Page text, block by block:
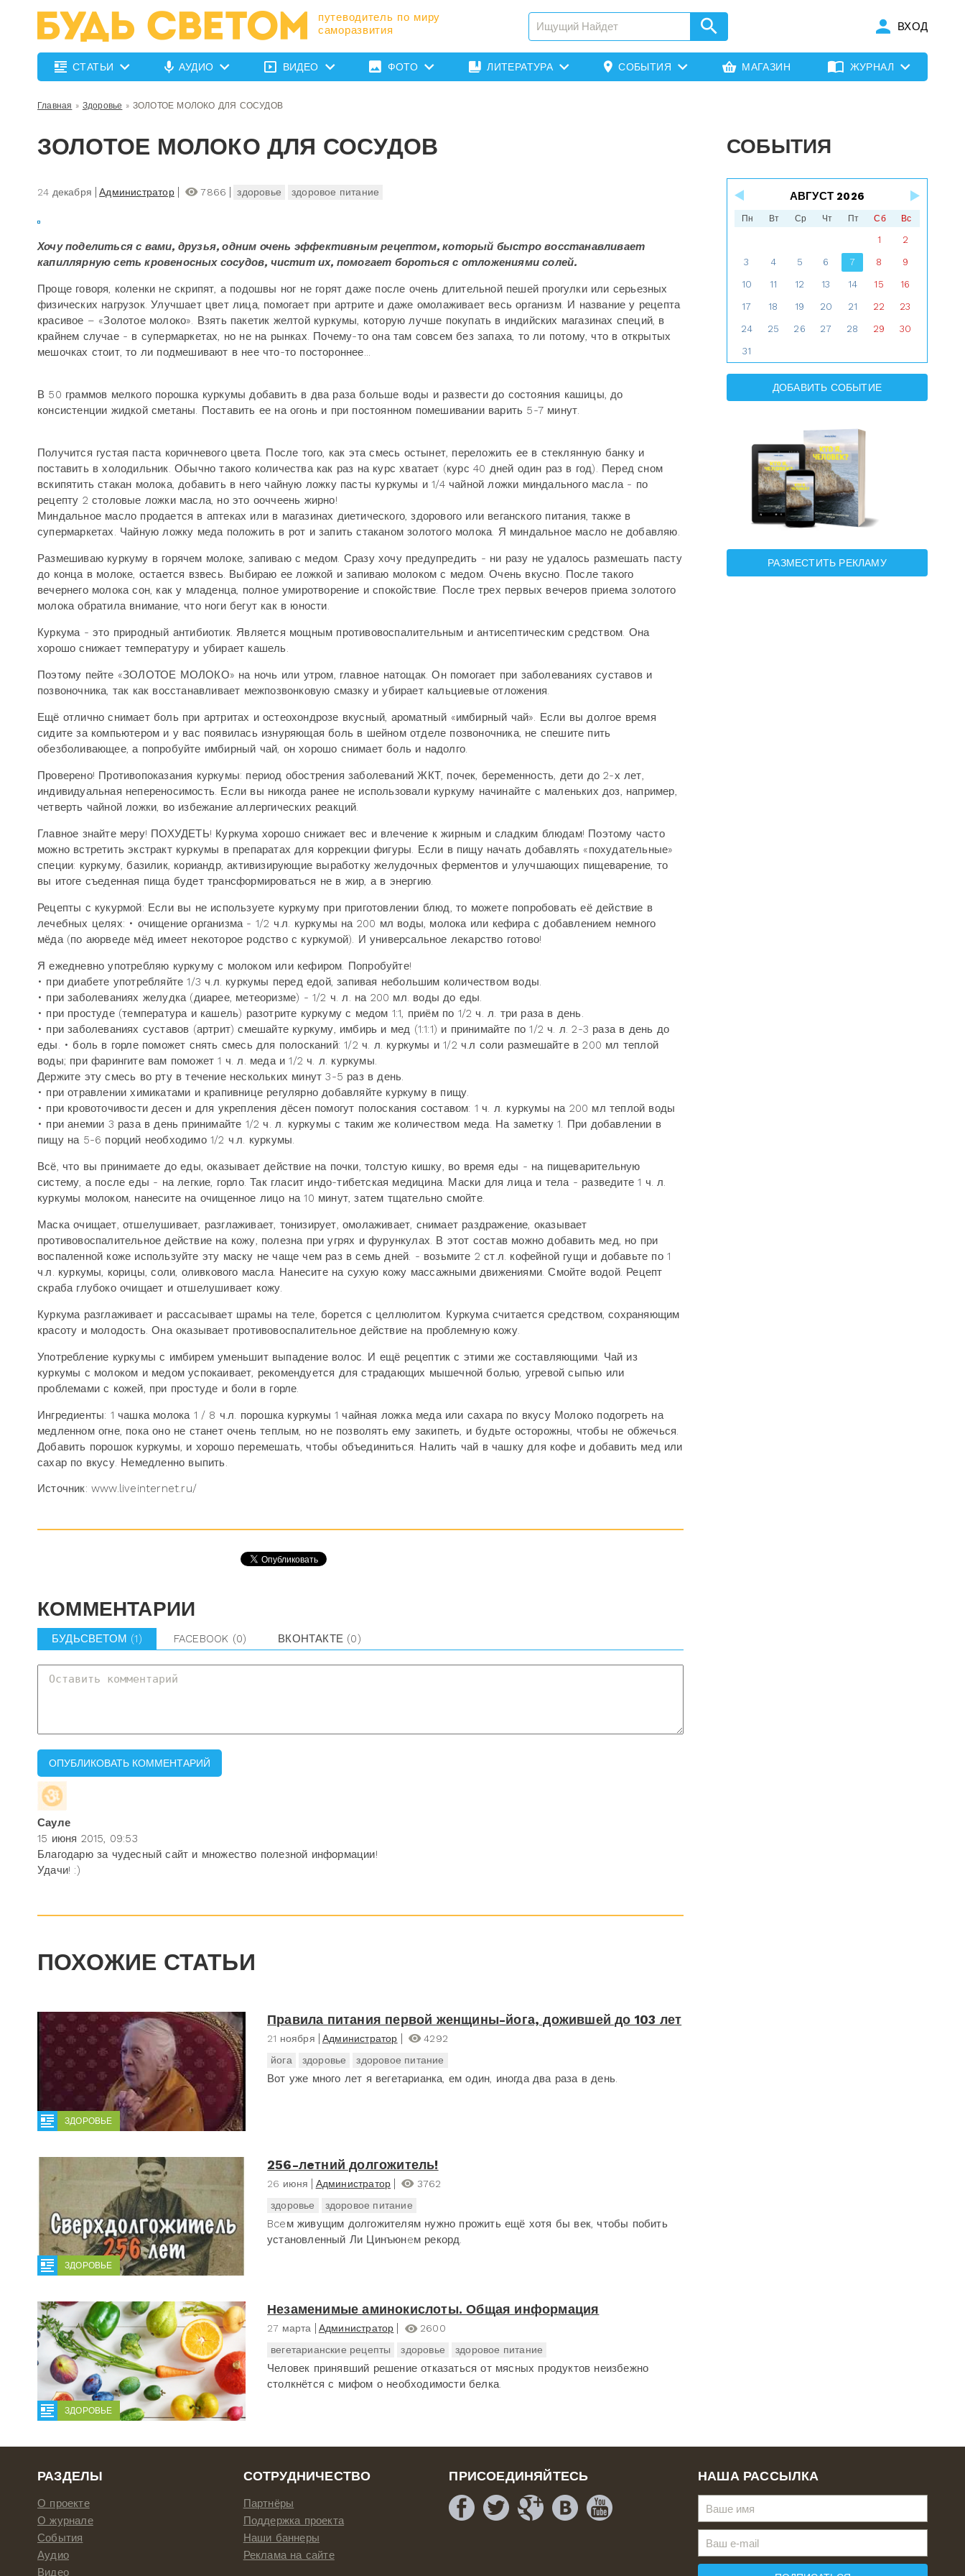
путеводитель по миру
саморазвития
ВХОД
СТАТЬИ АУДИО ВИДЕО ФОТО ЛИТЕРАТУРА СОБЫТИЯ МАГАЗИН ЖУРНАЛ
Главная » Здоровье » ЗОЛОТОЕ МОЛОКО ДЛЯ СОСУДОВ
ЗОЛОТОЕ МОЛОКО ДЛЯ СОСУДОВ
24 декабря Администратор 7866 здоровье здоровое питание
Хочу поделиться с вами, друзья, одним очень эффективным рецептом, который быстро восстанавливает
капиллярную сеть кровеносных сосудов, чистит их, помогает бороться с отложениями солей.
Проще говоря, коленки не скрипят, а подошвы ног не горят даже после очень длительной пешей прогулки или серьезных
физических нагрузок. Улучшает цвет лица, помогает при артрите и даже омолаживает весь организм. И название у рецепта
красивое – «Золотое молоко». Взять пакетик желтой куркумы, которую лучше покупать в индийских магазинах специй, в
крайнем случае - в супермаркетах, но не на рынках. Почему-то она там совсем без запаха, то ли потому, что в открытых
мешочках стоит, то ли подмешивают в нее что-то постороннее...
В 50 граммов мелкого порошка куркумы добавить в два раза больше воды и развести до состояния кашицы, до
консистенции жидкой сметаны. Поставить ее на огонь и при постоянном помешивании варить 5-7 минут.
Получится густая паста коричневого цвета. После того, как эта смесь остынет, переложить ее в стеклянную банку и
поставить в холодильник. Обычно такого количества как раз на курс хватает (курс 40 дней один раз в год). Перед сном
вскипятить стакан молока, добавить в него чайную ложку пасты куркумы и 1/4 чайной ложки миндального масла - по
рецепту 2 столовые ложки масла, но это ооччеень жирно!
Миндальное масло продается в аптеках или в магазинах диетического, здорового или веганского питания, также в
супермаркетах. Чайную ложку меда положить в рот и запить стаканом золотого молока. Я миндальное масло не добавляю.
Размешиваю куркуму в горячем молоке, запиваю с медом. Сразу хочу предупредить - ни разу не удалось размешать пасту
до конца в молоке, остается взвесь. Выбираю ее ложкой и запиваю молоком с медом. Очень вкусно. После такого
вечернего молока сон, как у младенца, полное умиротворение и спокойствие. После трех первых вечеров приема золотого
молока обратила внимание, что ноги бегут как в юности.
Куркума - это природный антибиотик. Является мощным противовоспалительным и антисептическим средством. Она
хорошо снижает температуру и убирает кашель.
Поэтому пейте «ЗОЛОТОЕ МОЛОКО» на ночь или утром, главное натощак. Он помогает при заболеваниях суставов и
позвоночника, так как восстанавливает межпозвонковую смазку и убирает кальциевые отложения.
Ещё отлично снимает боль при артритах и остеохондрозе вкусный, ароматный «имбирный чай». Если вы долгое время
сидите за компьютером и у вас появилась изнуряющая боль в шейном отделе позвоночника, не спешите пить
обезболивающее, а попробуйте имбирный чай, он хорошо снимает боль и надолго.
Проверено! Противопоказания куркумы: период обострения заболеваний ЖКТ, почек, беременность, дети до 2-х лет,
индивидуальная непереносимость. Если вы никогда ранее не использовали куркуму начинайте с маленьких доз, например,
четверть чайной ложки, во избежание аллергических реакций.
Главное знайте меру! ПОХУДЕТЬ! Куркума хорошо снижает вес и влечение к жирным и сладким блюдам! Поэтому часто
можно встретить экстракт куркумы в препаратах для коррекции фигуры. Если в пищу начать добавлять «похудательные»
специи: куркуму, базилик, кориандр, активизирующие выработку желудочных ферментов и улучшающих пищеварение, то
вы итоге съеденная пища будет трансформироваться не в жир, а в энергию.
Рецепты с кукурмой: Если вы не используете куркуму при приготовлении блюд, то можете попробовать её действие в
лечебных целях: • очищение организма - 1/2 ч.л. куркумы на 200 мл воды, молока или кефира с добавлением немного
мёда (по аюрведе мёд имеет некоторое родство с куркумой). И универсальное лекарство готово!
Я ежедневно употребляю куркуму с молоком или кефиром. Попробуйте!
• при диабете употребляйте 1/3 ч.л. куркумы перед едой, запивая небольшим количеством воды.
• при заболеваниях желудка (диарее, метеоризме) - 1/2 ч. л. на 200 мл. воды до еды.
• при простуде (температура и кашель) разотрите куркуму с медом 1:1, приём по 1/2 ч. л. три раза в день.
• при заболеваниях суставов (артрит) смешайте куркуму, имбирь и мед (1:1:1) и принимайте по 1/2 ч. л. 2-3 раза в день до
еды. • боль в горле поможет снять смесь для полосканий: 1/2 ч. л. куркумы и 1/2 ч.л соли размешайте в 200 мл теплой
воды; при фарингите вам поможет 1 ч. л. меда и 1/2 ч. л. куркумы.
Держите эту смесь во рту в течение нескольких минут 3-5 раз в день.
• при отравлении химикатами и крапивнице регулярно добавляйте куркуму в пищу.
• при кровоточивости десен и для укрепления дёсен помогут полоскания составом: 1 ч. л. куркумы на 200 мл теплой воды
• при анемии 3 раза в день принимайте 1/2 ч. л. куркумы с таким же количеством меда. На заметку 1. При добавлении в
пищу на 5-6 порций необходимо 1/2 ч.л. куркумы.
Всё, что вы принимаете до еды, оказывает действие на почки, толстую кишку, во время еды - на пищеварительную
систему, а после еды - на легкие, горло. Так гласит индо-тибетская медицина. Маски для лица и тела - разведите 1 ч. л.
куркумы молоком, нанесите на очищенное лицо на 10 минут, затем тщательно смойте.
Маска очищает, отшелушивает, разглаживает, тонизирует, омолаживает, снимает раздражение, оказывает
противовоспалительное действие на кожу, полезна при угрях и фурункулах. В этот состав можно добавить мед, но при
воспаленной коже используйте эту маску не чаще чем раз в семь дней. - возьмите 2 ст.л. кофейной гущи и добавьте по 1
ч.л. куркумы, корицы, соли, оливкового масла. Нанесите на сухую кожу массажными движениями. Смойте водой. Рецепт
скраба глубоко очищает и отшелушивает кожу.
Куркума разглаживает и рассасывает шрамы на теле, борется с целлюлитом. Куркума считается средством, сохраняющим
красоту и молодость. Она оказывает противовоспалительное действие на проблемную кожу.
Употребление куркумы с имбирем уменьшит выпадение волос. И ещё рецептик с этими же составляющими. Чай из
куркумы с молоком и медом успокаивает, рекомендуется для страдающих мышечной болью, угревой сыпью или
проблемами с кожей, при простуде и боли в горле.
Ингредиенты: 1 чашка молока 1 / 8 ч.л. порошка куркумы 1 чайная ложка меда или сахара по вкусу Молоко подогреть на
медленном огне, пока оно не станет очень теплым, но не позволять ему закипеть, и будьте осторожны, чтобы не обжечься.
Добавить порошок куркумы, и хорошо перемешать, чтобы объединиться. Налить чай в чашку для кофе и добавить мед или
сахар по вкусу. Немедленно выпить.
Источник: www.liveinternet.ru/
КОММЕНТАРИИ
БУДЬСВЕТОМ (1) FACEBOOK (0) ВКОНТАКТЕ (0)
Сауле
15 июня 2015, 09:53
Благодарю за чудесный сайт и множество полезной информации!
Удачи! :)
ПОХОЖИЕ СТАТЬИ
ЗДОРОВЬЕ
Правила питания первой женщины-йога, дожившей до 103 лет
21 ноября Администратор
4292
йога
здоровье здоровое питание
Вот уже много лет я вегетарианка, ем один, иногда два раза в день.
ЗДОРОВЬЕ
256-лeтний долгожитель!
26 июня Администратор
3762
здоровье
здоровое питание
Bceм живущим долгожителям нужно прожить ещё хотя бы век, чтобы побить
установленный Ли Цинъюнeм рекорд.
ЗДОРОВЬЕ
Незаменимые аминокислоты. Общая информация
27 марта Администратор
2600
вегетарианские рецепты
здоровье здоровое питание
Человек принявший решение отказаться от мясных продуктов неизбежно
столкнётся с мифом о необходимости белка.
СОБЫТИЯ
АВГУСТ 2026
Пн Вт Ср Чт Пт Сб Вс
1 2
3 4 5 6 7 8 9
10 11 12 13 14 15 16
17 18 19 20 21 22 23
24 25 26 27 28 29 30
31
ДОБАВИТЬ СОБЫТИЕ
РАЗМЕСТИТЬ РЕКЛАМУ
РАЗДЕЛЫ
О проекте
О журнале
События
Аудио
Видео
СОТРУДНИЧЕСТВО
Партнёры
Поддержка проекта
Наши баннеры
Реклама на сайте
ПРИСОЕДИНЯЙТЕСЬ НАША РАССЫЛКА